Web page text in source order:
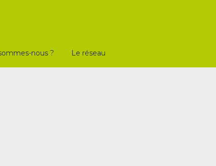
nous ? Le réseau